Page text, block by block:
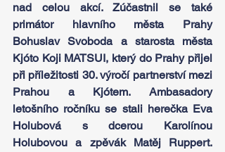
nad celou akcí. Zúčastnil se také
primátor hlavního města Prahy
Bohuslav Svoboda a starosta města
Kjóto Koji MATSUI, který do Prahy přijel
při příležitosti 30. výročí partnerství mezi
Prahou a Kjótem. Ambasadory
letošního ročníku se stali herečka Eva
Holubová s dcerou Karolínou
Holubovou a zpěvák Matěj Ruppert.